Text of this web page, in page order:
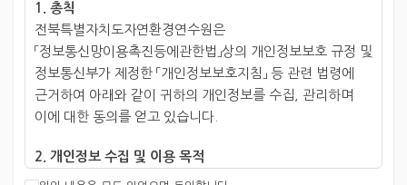
1. 총칙
전북특별자치도자연환경연수원은
「정보통신망이용촉진등에관한법」상의 개인정보보호 규정 및
정보통신부가 제정한 「개인정보보호지침」 등 관련 법령에
근거하여 아래와 같이 귀하의 개인정보를 수집, 관리하며
이에 대한 동의를 얻고 있습니다.
2. 개인정보 수집 및 이용 목적
전북특별자치도자연환경연수원 홈페이지 회원 관리, 교육/